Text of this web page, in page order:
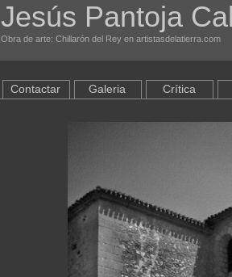
Jesús Pantoja
Obra de arte: Chillarón del Rey en artistasdelatierra.com
Contactar Galeria Crítica